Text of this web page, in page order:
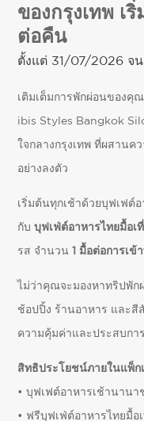
ของกรุงเทพ เ
ต่อคืน
ตั้งแต่ 31/07/2026 จ
เติมเต็มการพักผ่อนของคุ
ibis Styles Bangkok
ใจกลางกรุงเทพ ที่ผสานค
อย่างลงตัว
เริ่มต้นทุกเช้าด้วยบุฟเฟต์
กับบุฟเฟ่ต์อาหารไทยมื้อเ
รส จำนวน1 มื้อต่อการเข้
ไม่ว่าคุณจะมองหาทริปพัก
ช้อปปิ้ง ร้านอาหาร และสี
ความคุ้มค่าและประสบก
สิทธิประโยชน์ภายในแพ็ก
• บุฟเฟต์อาหารเช้านาน
• ฟรีบุฟเฟ่ต์อาหารไทยมื้อ